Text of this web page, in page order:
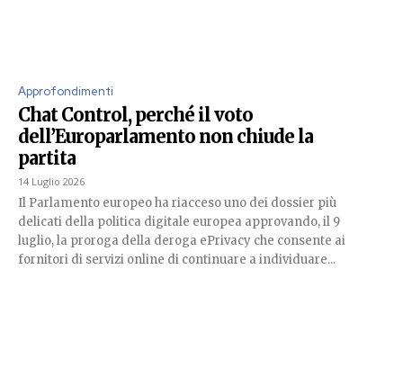
Approfondimenti
Chat Control, perché il voto
dell’Europarlamento non chiude la
partita
14 Luglio 2026
Il Parlamento europeo ha riacceso uno dei dossier più
delicati della politica digitale europea approvando, il 9
luglio, la proroga della deroga ePrivacy che consente ai
fornitori di servizi online di continuare a individuare...